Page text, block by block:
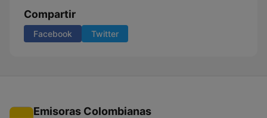
Compartir
Facebook Twitter
Emisoras Colombianas